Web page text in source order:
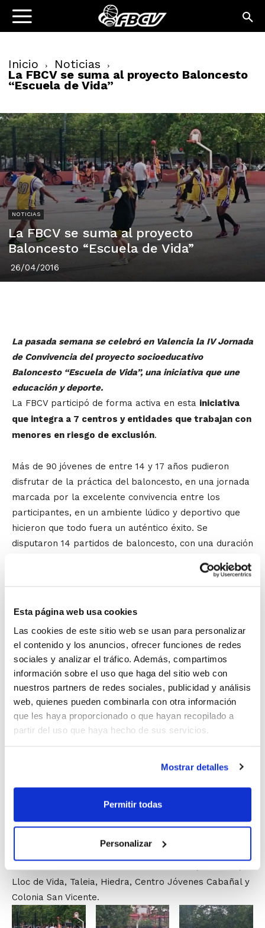
Esta página web usa cookies
Las cookies de este sitio web se usan para personalizar
el contenido y los anuncios, ofrecer funciones de redes
sociales y analizar el tráfico. Además, compartimos
información sobre el uso que haga del sitio web con
nuestros partners de redes sociales, publicidad y análisis
web, quienes pueden combinarla con otra información
que les haya proporcionado o que hayan recopilado a
partir del uso que haya hecho de sus servicios.
Mostrar detalles
Permitir todas
Personalizar
Inicio Noticias
La FBCV se suma al proyecto Baloncesto
“Escuela de Vida”
NOTICIAS
La FBCV se suma al proyecto
Baloncesto “Escuela de Vida”
26/04/2016
La pasada semana se celebró en Valencia la IV Jornada
de Convivencia del proyecto socioeducativo
Baloncesto “Escuela de Vida”, una iniciativa que une
educación y deporte.
La FBCV participó de forma activa en esta iniciativa
que integra a 7 centros y entidades que trabajan con
menores en riesgo de exclusión.
Más de 90 jóvenes de entre 14 y 17 años pudieron
disfrutar de la práctica del baloncesto, en una jornada
marcada por la excelente convivencia entre los
participantes, en un ambiente lúdico y deportivo que
hicieron que todo fuera un auténtico éxito. Se
disputaron 14 partidos de baloncesto, con una duración
pistas municipales de Na Rovella, en Valencia. Un
Valencià de la Joventut (IVAJ), Jesús Martí.
El proyecto Baloncesto “Escuela de Vida”se
desarrolla todas las semanas en los respectivos
centros y entidades de los jóvenes a través de una liga
no competitiva, realizándose las jornadas de
convivencia dos veces al año.
A través de este ambicioso proyecto se pretende
saludables, el crecimiento personal y grupal y las
relaciones sociales de los jóvenes. Junto a ello, se
busca también hacer visible el trabajo que llevan a
cabo los educadores de los centros.
Los centros y entidades que forman la coordinadora
Lloc de Vida, Taleia, Hiedra, Centro Jóvenes Cabañal y
Colonia San Vicente.